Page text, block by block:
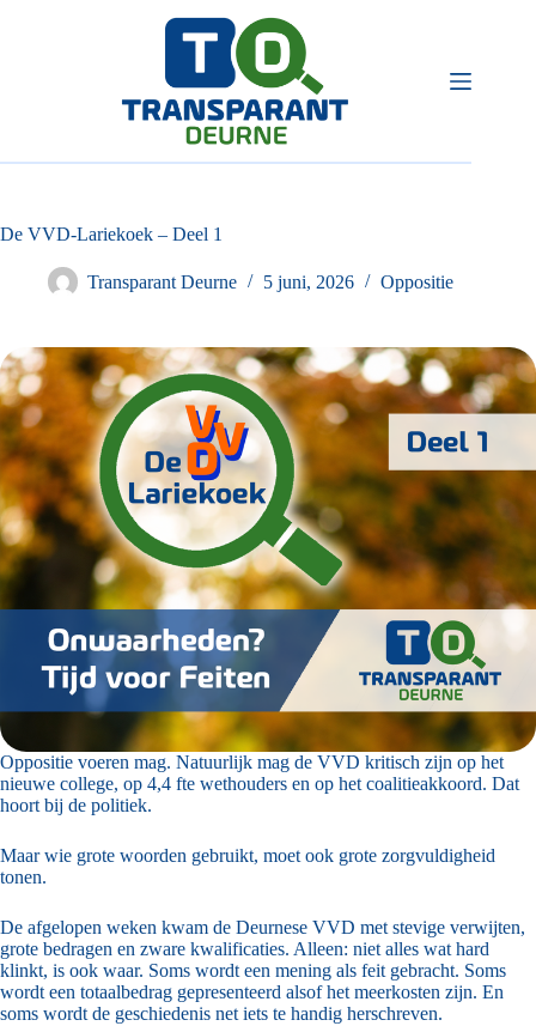
De VVD-Lariekoek – Deel 1
Transparant Deurne 5 juni, 2026 Oppositie
Oppositie voeren mag. Natuurlijk mag de VVD kritisch zijn op het
nieuwe college, op 4,4 fte wethouders en op het coalitieakkoord. Dat
hoort bij de politiek.
Maar wie grote woorden gebruikt, moet ook grote zorgvuldigheid
tonen.
De afgelopen weken kwam de Deurnese VVD met stevige verwijten,
grote bedragen en zware kwalificaties. Alleen: niet alles wat hard
klinkt, is ook waar. Soms wordt een mening als feit gebracht. Soms
wordt een totaalbedrag gepresenteerd alsof het meerkosten zijn. En
soms wordt de geschiedenis net iets te handig herschreven.